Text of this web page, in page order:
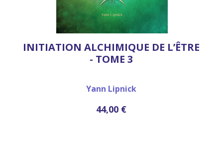
INITIATION ALCHIMIQUE DE L’ÊTRE
- TOME 3
Yann Lipnick
44,00 €